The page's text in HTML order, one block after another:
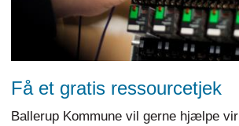
Få et gratis ressourcetjek
Ballerup Kommune vil gerne hjælpe